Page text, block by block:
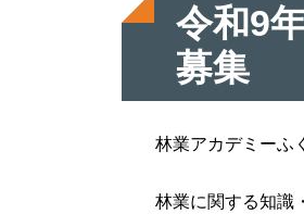
令和9
募集
林業アカデミーふ
林業に関する知識